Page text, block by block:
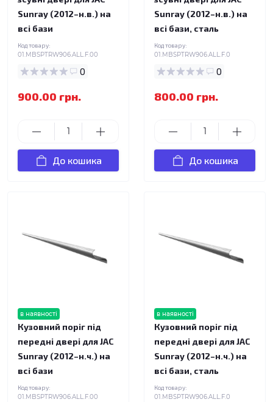
Sunray (2012–н.в.) на
всі бази
Код товару:
01.MBSPTRW906.ALL.F.00
0
900.00 грн.
До кошика
Sunray (2012–н.в.) на
всі бази, сталь
Код товару:
01.MBSPTRW906.ALL.F.0
0
800.00 грн.
До кошика
в наявності
Кузовний поріг під
передні двері для JAC
Sunray (2012–н.ч.) на
всі бази
Код товару:
01.MBSPTRW906.ALL.F.00
в наявності
Кузовний поріг під
передні двері для JAC
Sunray (2012–н.ч.) на
всі бази, сталь
Код товару:
01.MBSPTRW906.ALL.F.0